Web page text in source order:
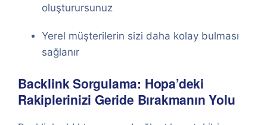
oluşturursunuz
Yerel müşterilerin sizi daha kolay bulması
sağlanır
Backlink Sorgulama: Hopa’deki
Rakiplerinizi Geride Bırakmanın Yolu